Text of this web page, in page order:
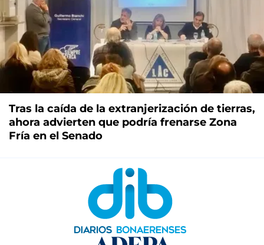
Tras la caída de la extranjerización de tierras,
ahora advierten que podría frenarse Zona
Fría en el Senado